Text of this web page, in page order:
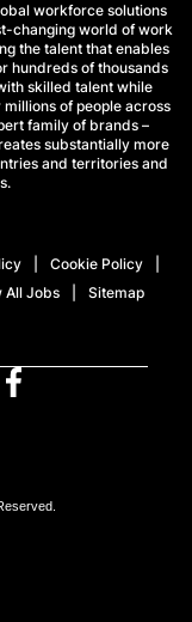
workforce solutions
changing world of work
the talent that enables
hundreds of thousands
skilled talent while
of people across
family of brands –
substantially more
and territories and
Cookie Policy
All Jobs Sitemap